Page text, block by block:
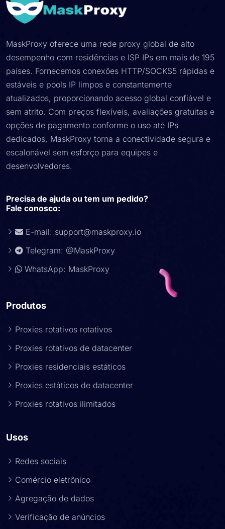
MaskProxy oferece uma rede proxy global de alto
desempenho com residências e ISP IPs em mais de 195
países. Fornecemos conexões HTTP/SOCKS5 rápidas e
estáveis ​​e pools IP limpos e constantemente
atualizados, proporcionando acesso global confiável e
sem atrito. Com preços flexíveis, avaliações gratuitas e
opções de pagamento conforme o uso até IPs
dedicados, MaskProxy torna a conectividade segura e
escalonável sem esforço para equipes e
desenvolvedores.
Precisa de ajuda ou tem um pedido?
Fale conosco:
E-mail: support@maskproxy.io
Telegram: @MaskProxy
WhatsApp: MaskProxy
Produtos
Proxies rotativos rotativos
Proxies rotativos de datacenter
Proxies residenciais estáticos
Proxies estáticos de datacenter
Proxies rotativos ilimitados
Usos
Redes sociais
Comércio eletrônico
Agregação de dados
Verificação de anúncios